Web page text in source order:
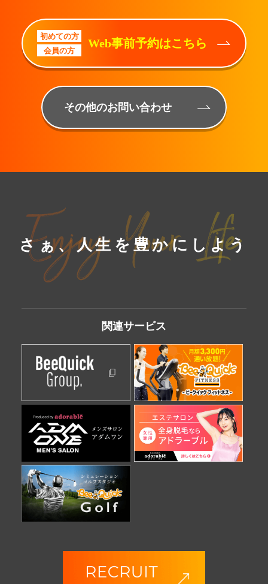
初めての方
会員の方
Web事前予約はこちら
その他のお問い合わせ
さぁ、人生を豊かにしよう
関連サービス